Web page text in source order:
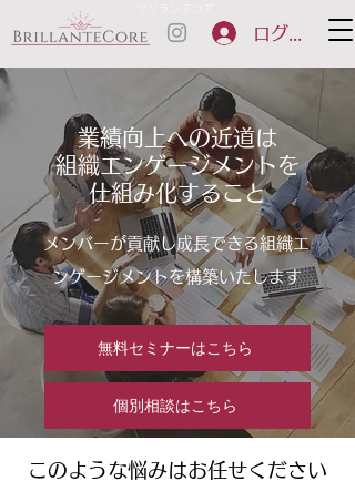
ログイン
業績向上への近道は
組織エンゲージメントを
仕組み化すること​
メンバーが貢献し成長できる組織エ
ンゲージメントを構築いたします
無料セミナーはこちら
個別相談はこちら
このような悩みはお任せください